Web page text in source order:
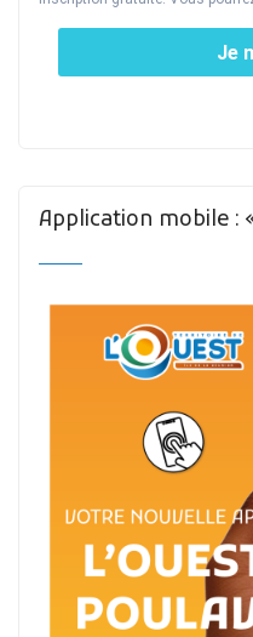
Je
Application mobile :